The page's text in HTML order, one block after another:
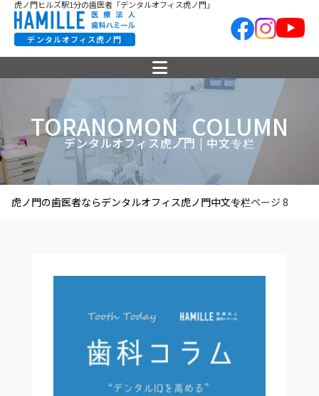
虎ノ門ヒルズ駅1分の歯医者「デンタルオフィス虎ノ門」
デンタルオフィス虎ノ門
TORANOMON_COLUMN
デンタルオフィス虎ノ門 | 中文专栏
虎ノ門の歯医者ならデンタルオフィス虎ノ門中文专栏ページ 8